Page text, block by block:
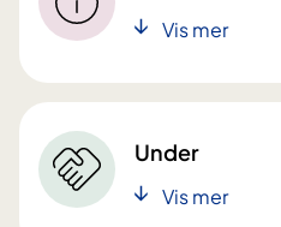
Vis mer
Under
Vis mer